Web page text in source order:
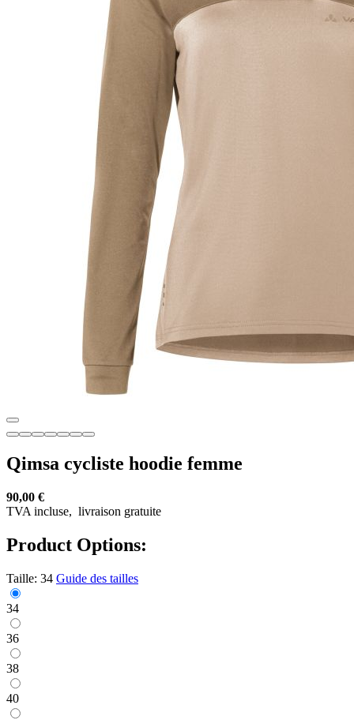
Qimsa cycliste hoodie femme
90,00 €
TVA incluse, livraison gratuite
Product Options:
Taille: 34 Guide des tailles
34
36
38
40